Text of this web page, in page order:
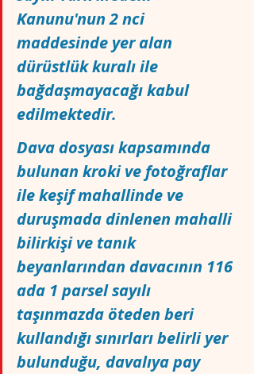
Kanunu'nun 2 nci
maddesinde yer alan
dürüstlük kuralı ile
bağdaşmayacağı kabul
edilmektedir.
Dava dosyası kapsamında
bulunan kroki ve fotoğraflar
ile keşif mahallinde ve
duruşmada dinlenen mahalli
bilirkişi ve tanık
beyanlarından davacının 116
ada 1 parsel sayılı
taşınmazda öteden beri
kullandığı sınırları belirli yer
bulunduğu, davalıya pay